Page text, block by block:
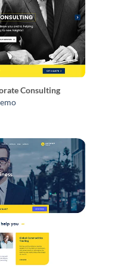
Consulting